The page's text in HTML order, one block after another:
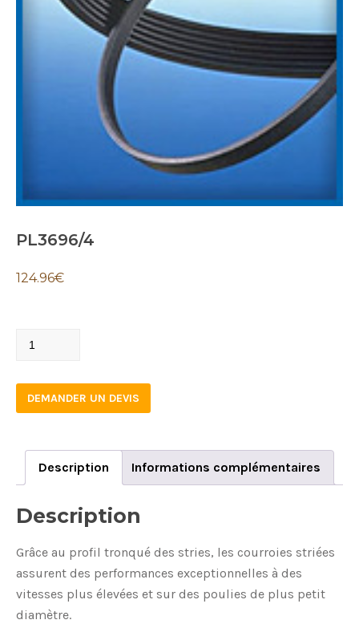
PL3696/4
124.96€
PL3696/4
DEMANDER UN DEVIS
Description Informations complémentaires
Description
Grâce au profil tronqué des stries, les courroies striées
assurent des performances exceptionnelles à des
vitesses plus élevées et sur des poulies de plus petit
diamètre.